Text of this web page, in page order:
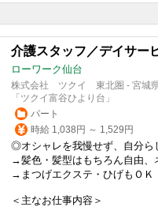
介護スタッフ／デイサー
ローワーク仙台
株式会社 ツクイ 東北圏 - 宮城県
「ツクイ富谷ひより台」
パート
時給 1,038円 ～ 1,529円
◎オシャレを我慢せず、自分ら
→髪色・髪型はもちろん自由、
→まつげエクステ・ひげもＯＫ
＜主なお仕事内容＞